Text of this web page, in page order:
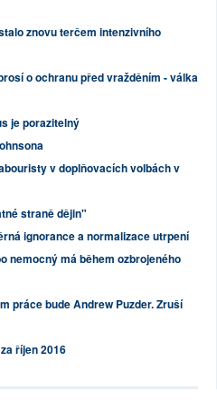
znovu terčem intenzivního
o ochranu před vražděním - válka
je porazitelný
v doplňovacích volbách v
straně dějin"
ignorance a normalizace utrpení
nemocný má během ozbrojeného
práce bude Andrew Puzder. Zruší
říjen 2016